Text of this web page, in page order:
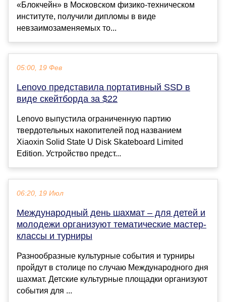
«Блокчейн» в Московском физико-техническом
институте, получили дипломы в виде
невзаимозаменяемых то...
05:00, 19 Фев
Lenovo представила портативный SSD в
виде скейтборда за $22
Lenovo выпустила ограниченную партию
твердотельных накопителей под названием
Xiaoxin Solid State U Disk Skateboard Limited
Edition. Устройство предст...
06:20, 19 Июл
Международный день шахмат – для детей и
молодежи организуют тематические мастер-
классы и турниры
Разнообразные культурные события и турниры
пройдут в столице по случаю Международного дня
шахмат. Детские культурные площадки организуют
события для ...